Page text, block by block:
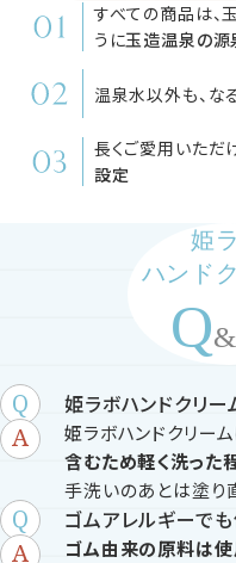
すべての商品は、
うに玉造温泉の源
温泉水以外も、な
長くご愛用いただ
設定
姫
ハンド
姫ラボハンドクリ
姫ラボハンドクリー
含むため軽く洗った
手洗いのあとは塗り
ゴムアレルギーで
ゴム由来の原料は使